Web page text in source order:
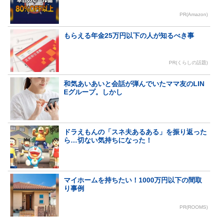
PR(Amazon)
もらえる年金25万円以下の人が知るべき事
PR(くらしの話題)
和気あいあいと会話が弾んでいたママ友のLIN
Eグループ。しかし
ドラえもんの「スネ夫あるある」を振り返った
ら…切ない気持ちになった！
マイホームを持ちたい！1000万円以下の間取
り事例
PR(ROOMS)